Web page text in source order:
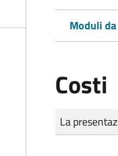
Moduli
Costi
Tipo di
Importo
La